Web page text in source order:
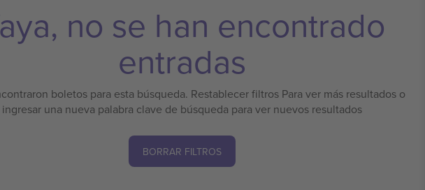
no se han encontrado
entradas
boletos para esta búsqueda. Restablecer filtros Para ver más resultados o
ingresar una nueva palabra clave de búsqueda para ver nuevos resultados
BORRAR FILTROS